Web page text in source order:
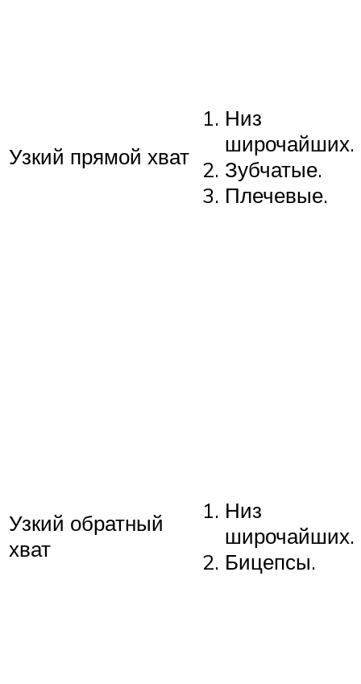
Узкий прямой хват
Низ
широчайших.
Зубчатые.
Плечевые.
Узкий обратный
хват
Низ
широчайших.
Бицепсы.